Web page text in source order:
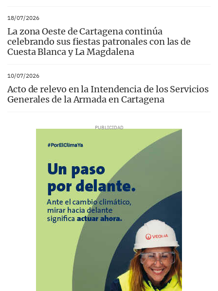
18/07/2026
La zona Oeste de Cartagena continúa
celebrando sus fiestas patronales con las de
Cuesta Blanca y La Magdalena
10/07/2026
Acto de relevo en la Intendencia de los Servicios
Generales de la Armada en Cartagena